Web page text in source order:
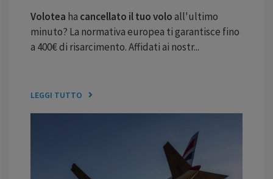
Volotea ha cancellato il tuo voloall'ultimo
minuto? La normativa europea ti garantisce fino
a 400€ di risarcimento. Affidati ai nostr...
LEGGI TUTTO